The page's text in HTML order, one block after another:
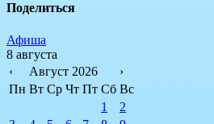
Поделиться
Афиша
8 августа
‹
Август 2026
›
Пн Вт Ср Чт Пт Сб Вс
1
2